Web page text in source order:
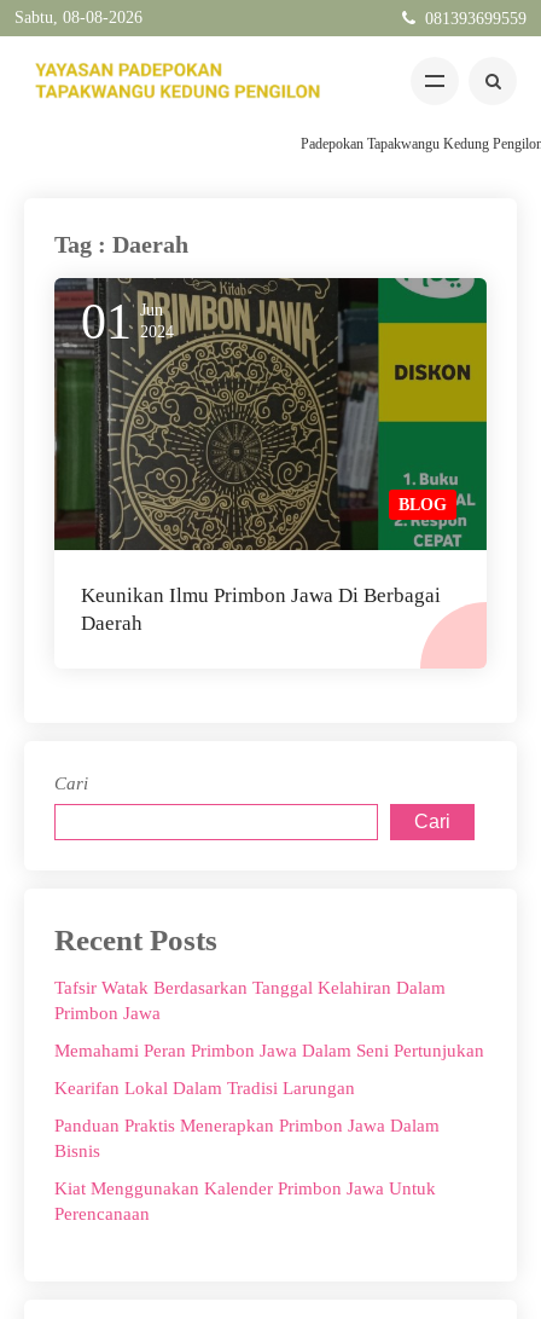
Sabtu, 08-08-2026 081393699559
Padepokan Tapakwangu Kedung
Tag : Daerah
01 Jun
2024
BLOG
Keunikan Ilmu Primbon Jawa Di Berbagai
Daerah
Cari
Cari
Recent Posts
Tafsir Watak Berdasarkan Tanggal Kelahiran Dalam
Primbon Jawa
Memahami Peran Primbon Jawa Dalam Seni Pertunjukan
Kearifan Lokal Dalam Tradisi Larungan
Panduan Praktis Menerapkan Primbon Jawa Dalam
Bisnis
Kiat Menggunakan Kalender Primbon Jawa Untuk
Perencanaan